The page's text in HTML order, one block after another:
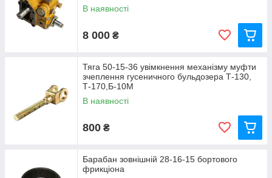
В наявності
8 000 ₴
Тяга 50-15-36 увімкнення механізму муфти
зчеплення гусеничного бульдозера Т-130,
Т-170,Б-10М
В наявності
800 ₴
Барабан зовнішній 28-16-15 бортового
фрикціона